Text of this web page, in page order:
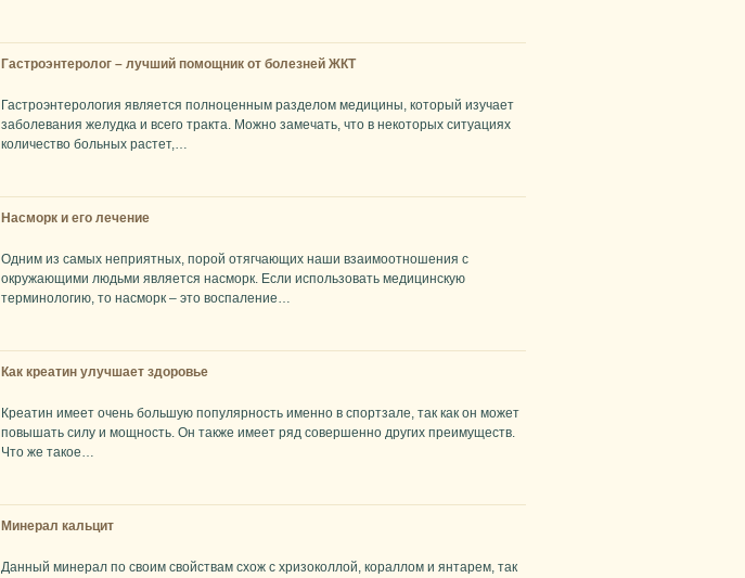
Гастроэнтеролог – лучший помощник от болезней ЖКТ
Гастроэнтерология является полноценным разделом медицины, который изучает
заболевания желудка и всего тракта. Можно замечать, что в некоторых ситуациях
количество больных растет,…
Насморк и его лечение
Одним из самых неприятных, порой отягчающих наши взаимоотношения с
окружающими людьми является насморк. Если использовать медицинскую
терминологию, то насморк – это воспаление…
Как креатин улучшает здоровье
Креатин имеет очень большую популярность именно в спортзале, так как он может
повышать силу и мощность. Он также имеет ряд совершенно других преимуществ.
Что же такое…
Минерал кальцит
Данный минерал по своим свойствам схож с хризоколлой, кораллом и янтарем, так